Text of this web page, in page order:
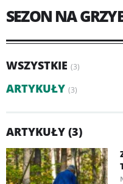
SEZON NA
WSZYSTKIE (3)
ARTYKUŁY (3)
ARTYKUŁY (3)